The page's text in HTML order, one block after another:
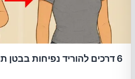
6 דרכים להוריד נפיחות בבטן תוך 24 שעות